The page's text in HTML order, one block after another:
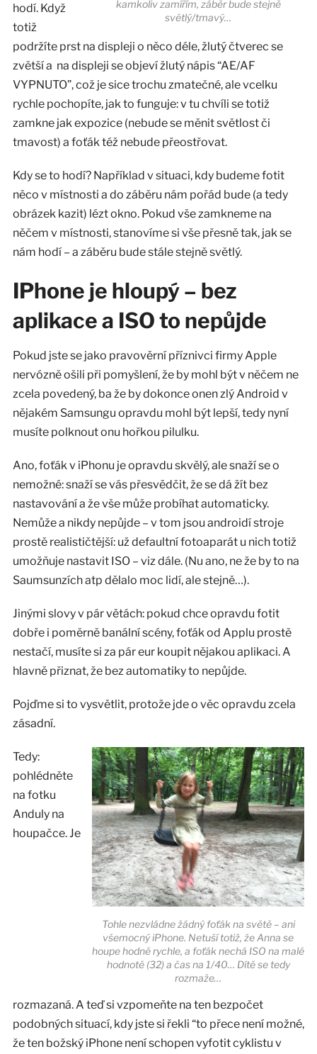
kamkoliv zamířím, záběr bude stejně
světlý/tmavý…
hodí. Když
totiž
podržíte prst na displeji o něco déle, žlutý čtverec se
zvětší a na displeji se objeví žlutý nápis “AE/AF
VYPNUTO”, což je sice trochu zmatečné, ale vcelku
rychle pochopíte, jak to funguje: v tu chvíli se totiž
zamkne jak expozice (nebude se měnit světlost či
tmavost) a foťák též nebude přeostřovat.
Kdy se to hodí? Například v situaci, kdy budeme fotit
něco v místnosti a do záběru nám pořád bude (a tedy
obrázek kazit) lézt okno. Pokud vše zamkneme na
něčem v místnosti, stanovíme si vše přesně tak, jak se
nám hodí – a záběru bude stále stejně světlý.
IPhone je hloupý – bez
aplikace a ISO to nepůjde
Pokud jste se jako pravověrní příznivci firmy Apple
nervózně ošili při pomyšlení, že by mohl být v něčem ne
zcela povedený, ba že by dokonce onen zlý Android v
nějakém Samsungu opravdu mohl být lepší, tedy nyní
musíte polknout onu hořkou pilulku.
Ano, foťák v iPhonu je opravdu skvělý, ale snaží se o
nemožné: snaží se vás přesvědčit, že se dá žít bez
nastavování a že vše může probíhat automaticky.
Nemůže a nikdy nepůjde – v tom jsou androidí stroje
prostě realističtější: už defaultní fotoaparát u nich totiž
umožňuje nastavit ISO – viz dále. (Nu ano, ne že by to na
Saumsunzích atp dělalo moc lidí, ale stejně…).
Jinými slovy v pár větách: pokud chce opravdu fotit
dobře i poměrně banální scény, foťák od Applu prostě
nestačí, musíte si za pár eur koupit nějakou aplikaci. A
hlavně přiznat, že bez automatiky to nepůjde.
Pojďme si to vysvětlit, protože jde o věc opravdu zcela
zásadní.
Tohle nezvládne žádný foťák na světě – ani
všemocný iPhone. Netuší totiž, že Anna se
houpe hodně rychle, a foťák nechá ISO na malé
hodnotě (32) a čas na 1/40… Dítě se tedy
rozmaže…
Tedy:
pohlédněte
na fotku
Anduly na
houpačce. Je
rozmazaná. A teď si vzpomeňte na ten bezpočet
podobných situací, kdy jste si řekli “to přece není možné,
že ten božský iPhone není schopen vyfotit cyklistu v